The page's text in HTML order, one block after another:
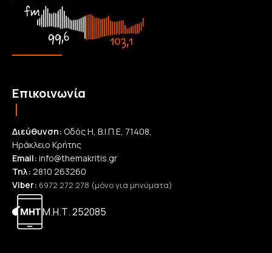
Επικοινωνία
Διεύθυνση: Οδός Η, Β.Ι.Π.Ε, 71408,
Ηράκλειο Κρήτης
Email: info@themakritis.gr
Τηλ: 2810 263260
Viber: 6972 272 278 (μόνο για μηνύματα)
Μ.Η.Τ. 252085